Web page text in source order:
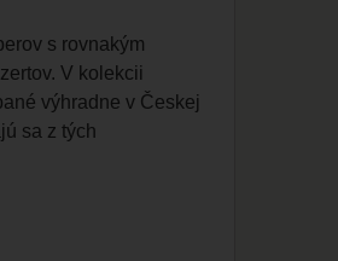
s rovnakým
V kolekcii
výhradne v Českej
sa z tých